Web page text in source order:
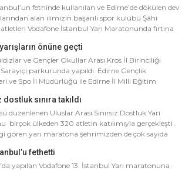
fethinde kullanılan ve Edirne’de dökülen dev
alan ilimizin başarılı spor kulübü Şâhi
atletleri Vodafone İstanbul Yarı Maratonunda fırtına
İstanbul Yarı Maratonu’na ilimizden Şâhi Spor 5
katıldı. Vodafone İstanbul Yarı Maratonu 10 bin
toplamda 4 bin […]
önüne geçti
ve Gençler Okullar Arası Kros İl Birinciliği
Sarayiçi parkurunda yapıldı. Edirne Gençlik
ve Spo İl Müdürlüğü ile Edirne İl Milli Eğitim
yarışları Sarayiçi parkurunda yapıldı. Oldukça soğuk
bir havada düzenlenen yarışlara katılımın
atletizm adına sevindirici bulunurken Atletizm
İl […]
dostluk sınıra takıldı
düzenlenen Uluslar Arası Sınırsız Dostluk Yarı
birçok ülkeden 320 atletin katılımıyla gerçekleşti .
gören yarı maratona şehrimizden de çok sayıda
tarafından yeni kurulmasına rağmen bir çok
başarıya koşan Edirne Al Kan Spor Kulübü
fethetti
yapılan Vodafone 13. İstanbul Yarı maratonuna